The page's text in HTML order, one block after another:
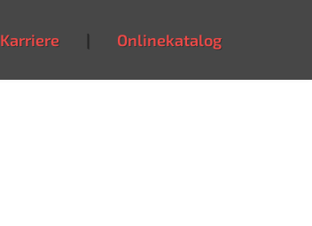
Karriere | Onlinekatalog